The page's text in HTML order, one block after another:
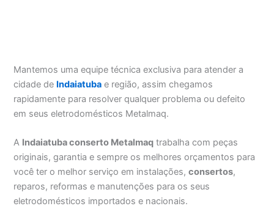
Mantemos uma equipe técnica exclusiva para atender a
cidade de Indaiatuba e região, assim chegamos
rapidamente para resolver qualquer problema ou defeito
em seus eletrodomésticos Metalmaq.
A Indaiatuba conserto Metalmaq trabalha com peças
originais, garantia e sempre os melhores orçamentos para
você ter o melhor serviço em instalações,consertos,
reparos, reformas e manutenções para os seus
eletrodomésticos importados e nacionais.